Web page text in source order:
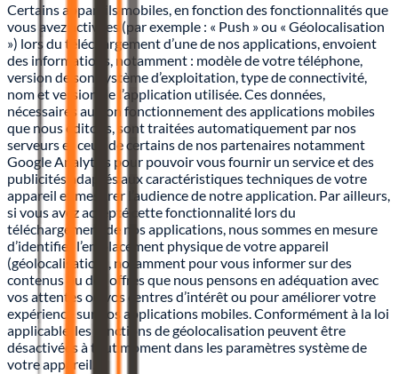
Certains appareils mobiles, en fonction des fonctionnalités que
vous avez activées (par exemple : « Push » ou « Géolocalisation
») lors du téléchargement d’une de nos applications, envoient
des informations, notamment : modèle de votre téléphone,
version de son système d’exploitation, type de connectivité,
nom et version de l’application utilisée. Ces données,
nécessaires au bon fonctionnement des applications mobiles
que nous éditons, sont traitées automatiquement par nos
serveurs et ceux de certains de nos partenaires notamment
Google Analytics pour pouvoir vous fournir un service et des
publicités adaptés aux caractéristiques techniques de votre
appareil et mesurer l’audience de notre application. Par ailleurs,
si vous avez accepté cette fonctionnalité lors du
téléchargement de nos applications, nous sommes en mesure
d’identifier l’emplacement physique de votre appareil
(géolocalisation), notamment pour vous informer sur des
contenus ou des offres que nous pensons en adéquation avec
vos attentes ou vos centres d’intérêt ou pour améliorer votre
expérience sur nos applications mobiles. Conformément à la loi
applicable, les fonctions de géolocalisation peuvent être
désactivées à tout moment dans les paramètres système de
votre appareil.